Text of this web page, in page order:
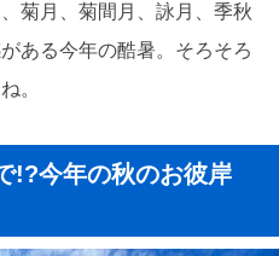
菊月、菊間月、詠月、季秋
ある今年の酷暑。そろそろ
。
!?今年の秋のお彼岸